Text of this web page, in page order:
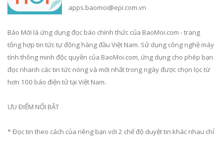
apps.baomoi@epi.com.vn
Báo Mới là ứng dụng đọc báo chính thức của BaoMoi.com - trang
tổng hợp tin tức tự động hàng đầu Việt Nam. Sử dụng công nghệ máy
tính thông minh độc quyền của BaoMoi.com, ứng dụng cho phép bạn
đọc nhanh các tin tức nóng và mới nhất trong ngày được chọn lọc từ
hơn 100 báo điện tử tại Việt Nam.
ƯU ĐIỂM NỔI BẬT
* Đọc tin theo cách của riêng bạn với 2 chế độ duyệt tin khác nhau chỉ